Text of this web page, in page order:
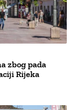
zbog pada
Rijeka